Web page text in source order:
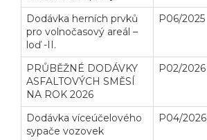
Dodávka herních prvků
pro volnočasový areál –
loď -II.
P06/2025
PRŮBĚŽNÉ DODÁVKY
ASFALTOVÝCH SMĚSÍ
NA ROK 2026
P02/2026
Dodávka víceúčelového
sypače vozovek
P04/2026